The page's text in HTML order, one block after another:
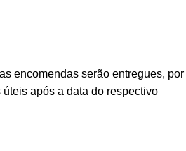
encomendas serão entregues, por
após a data do respectivo